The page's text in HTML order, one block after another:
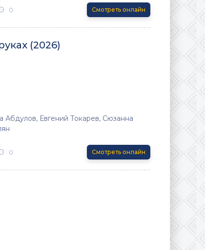
0 Смотреть онлайн
(2026)
Абдулов, Евгений Токарев, Сюзанна
0 Смотреть онлайн